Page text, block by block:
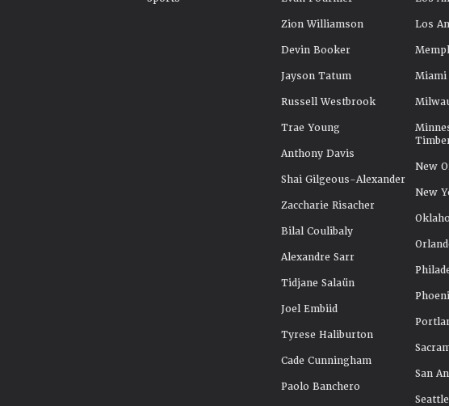
Zion Williamson
Devin Booker
Jayson Tatum
Russell Westbrook
Trae Young
Anthony Davis
Shai Gilgeous-Alexander
Zaccharie Risacher
Bilal Coulibaly
Alexandre Sarr
Tidjane Salaün
Joel Embiid
Tyrese Haliburton
Cade Cunningham
Paolo Banchero
Los
Miami
New
New
San